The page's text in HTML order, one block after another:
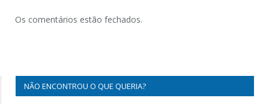
Os comentários estão fechados.
NÃO ENCONTROU O QUE QUERIA?